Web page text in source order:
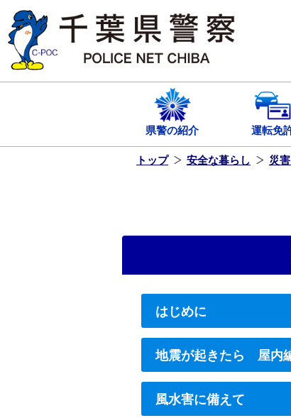
ス
キ
ま
県警の紹介 運転免
トップ 安全な暮らし 災
はじめに
地震が起きたら 屋内
風水害に備えて